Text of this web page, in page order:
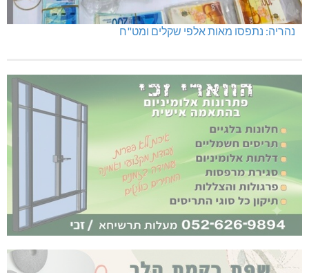
נהריה: נתפסו מאות אלפי שקלים ומט"ח